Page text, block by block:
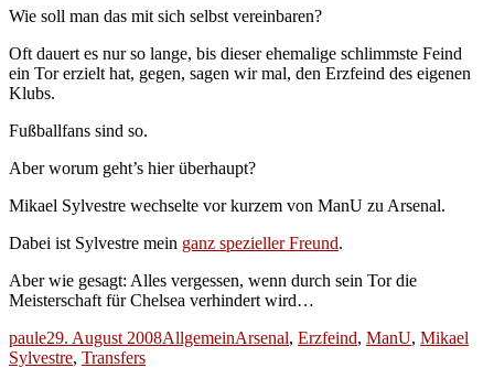
Wie soll man das mit sich selbst vereinbaren?
Oft dauert es nur so lange, bis dieser ehemalige schlimmste Feind
ein Tor erzielt hat, gegen, sagen wir mal, den Erzfeind des eigenen
Klubs.
Fußballfans sind so.
Aber worum geht’s hier überhaupt?
Mikael Sylvestre wechselte vor kurzem von ManU zu Arsenal.
Dabei ist Sylvestre mein ganz spezieller Freund.
Aber wie gesagt: Alles vergessen, wenn durch sein Tor die
Meisterschaft für Chelsea verhindert wird…
Autor
pauleVeröffentlicht
am
29. August 2008Kategorien
AllgemeinSchlagwörter
Arsenal, Erzfeind, ManU, Mikael
Sylvestre, Transfers